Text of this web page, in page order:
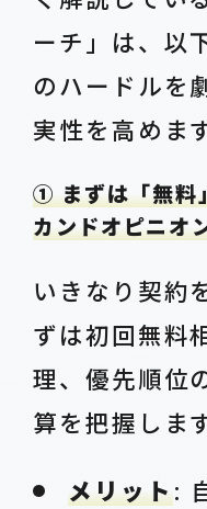
ーチ」は、以
のハードルを
実性を高めます
① まずは「無料
カンドオピニオ
いきなり契約
ずは初回無料
理、優先順位
算を把握しま
メリット: